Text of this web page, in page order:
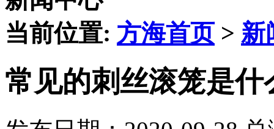
当前位置: 方海首页> 新
常见的刺丝滚笼是什